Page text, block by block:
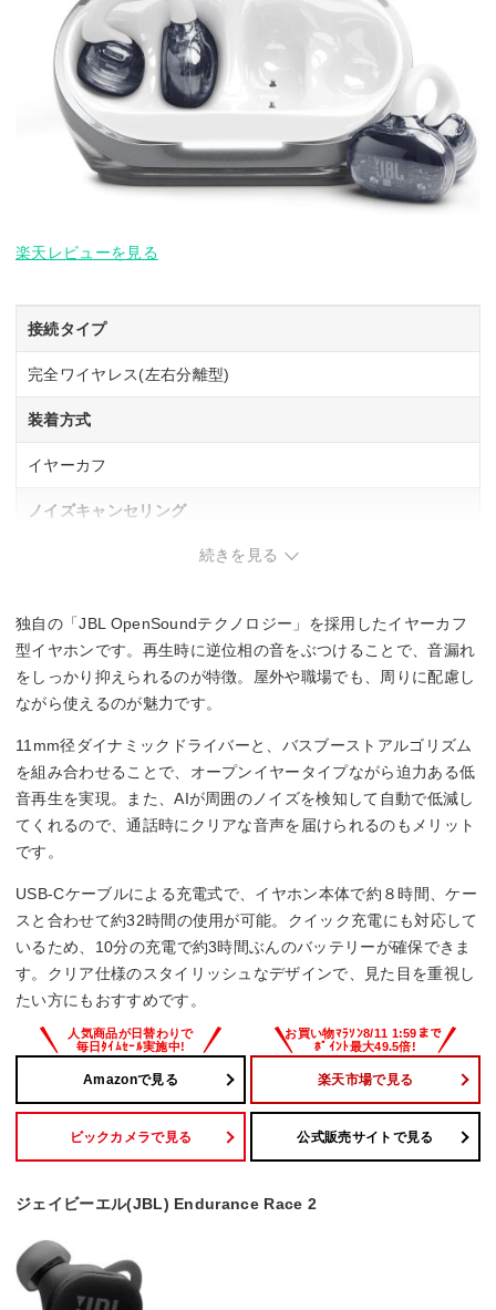
楽天レビューを見る
接続タイプ
完全ワイヤレス(左右分離型)
装着方式
イヤーカフ
ノイズキャンセリング
◯
連続再生時間
最大約8時間
防水・防塵性能
IP54
続きを見る
独自の「JBL OpenSoundテクノロジー」を採用したイヤーカフ
型イヤホンです。再生時に逆位相の音をぶつけることで、音漏れ
をしっかり抑えられるのが特徴。屋外や職場でも、周りに配慮し
ながら使えるのが魅力です。
11mm径ダイナミックドライバーと、バスブーストアルゴリズム
を組み合わせることで、オープンイヤータイプながら迫力ある低
音再生を実現。また、AIが周囲のノイズを検知して自動で低減し
てくれるので、通話時にクリアな音声を届けられるのもメリット
です。
USB-Cケーブルによる充電式で、イヤホン本体で約８時間、ケー
スと合わせて約32時間の使用が可能。クイック充電にも対応して
いるため、10分の充電で約3時間ぶんのバッテリーが確保できま
す。クリア仕様のスタイリッシュなデザインで、見た目を重視し
たい方にもおすすめです。
Amazonで見る 楽天市場で見る
ビックカメラで見る 公式販売サイトで見る
ジェイビーエル(JBL) Endurance Race 2